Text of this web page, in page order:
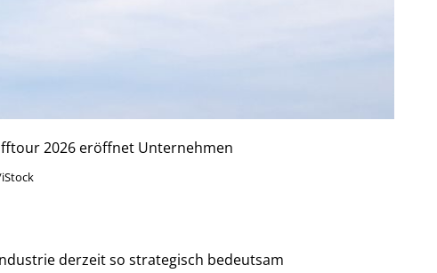
2026 eröffnet Unternehmen
derzeit so strategisch bedeutsam